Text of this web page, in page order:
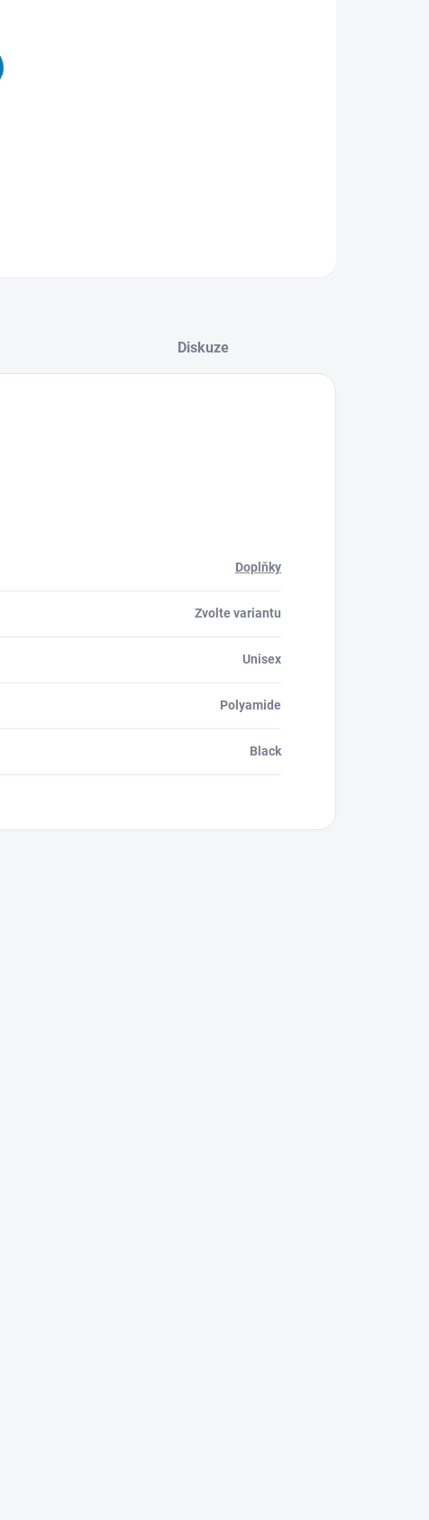
Diskuze
Doplňky
Zvolte variantu
Unisex
Polyamide
Black